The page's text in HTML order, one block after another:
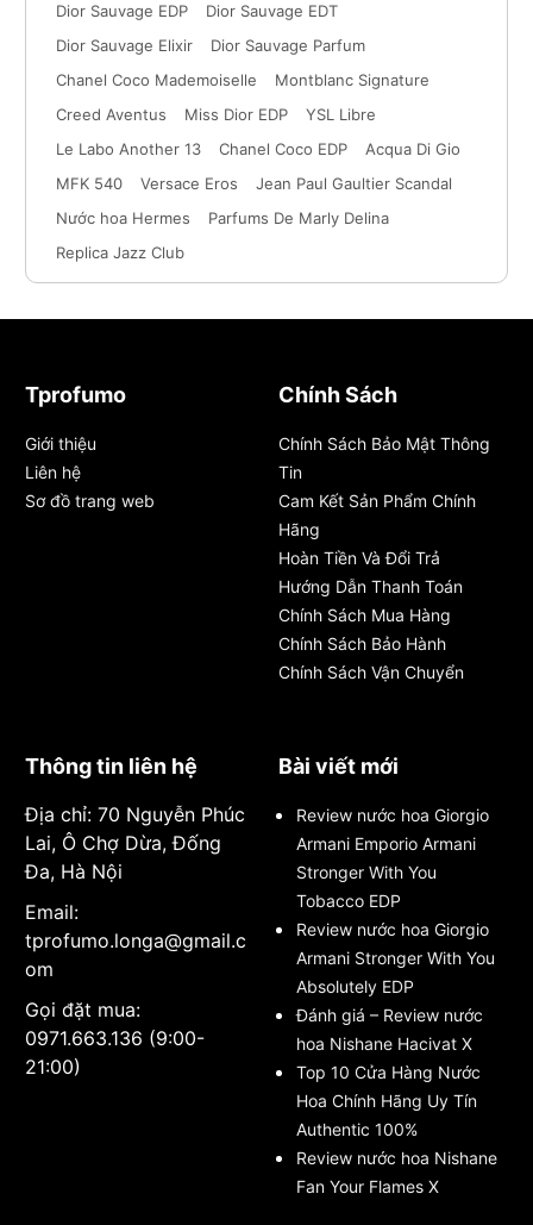
Dior Sauvage EDP
Dior Sauvage EDT
Dior Sauvage Elixir
Dior Sauvage Parfum
Chanel Coco Mademoiselle
Montblanc Signature
Creed Aventus
Miss Dior EDP
YSL Libre
Le Labo Another 13
Chanel Coco EDP
Acqua Di Gio
MFK 540
Versace Eros
Jean Paul Gaultier Scandal
Nước hoa Hermes
Parfums De Marly Delina
Replica Jazz Club
Tprofumo
Giới thiệu
Liên hệ
Sơ đồ trang web
Chính Sách
Chính Sách Bảo Mật Thông
Tin
Cam Kết Sản Phẩm Chính
Hãng
Hoàn Tiền Và Đổi Trả
Hướng Dẫn Thanh Toán
Chính Sách Mua Hàng
Chính Sách Bảo Hành
Chính Sách Vận Chuyển
Thông tin liên hệ
Địa chỉ: 70 Nguyễn Phúc
Lai, Ô Chợ Dừa, Đống
Đa, Hà Nội
Email:
tprofumo.longa@gmail.c
om
Gọi đặt mua:
0971.663.136 (9:00-
21:00)
Bài viết mới
Review nước hoa Giorgio
Armani Emporio Armani
Stronger With You
Tobacco EDP
Review nước hoa Giorgio
Armani Stronger With You
Absolutely EDP
Đánh giá – Review nước
hoa Nishane Hacivat X
Top 10 Cửa Hàng Nước
Hoa Chính Hãng Uy Tín
Authentic 100%
Review nước hoa Nishane
Fan Your Flames X